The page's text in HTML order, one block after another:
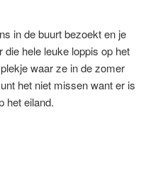
in de buurt bezoekt en je
die hele leuke loppis op het
waar ze in de zomer
het niet missen want er is
het eiland.